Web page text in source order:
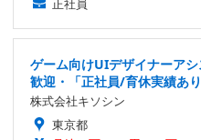
正社員
ゲーム向けUIデザイナーア
歓迎・「正社員/育休実績あ
株式会社キソシン
東京都